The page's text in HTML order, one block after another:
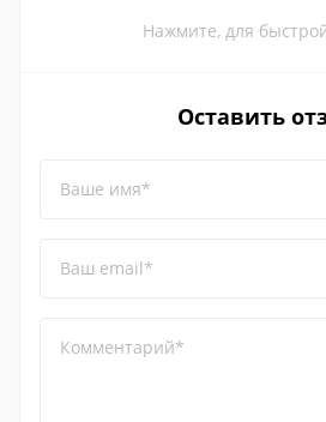
Нажмите, для
Оставить
Ваше имя*
Ваш email*
Комментарий*